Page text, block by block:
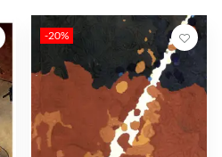
-20%